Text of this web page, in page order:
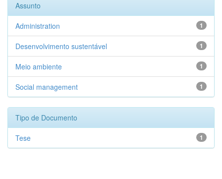
Assunto
1
Administration
1
Desenvolvimento sustentável
1
Meio ambiente
1
Social management
Tipo de Documento
1
Tese